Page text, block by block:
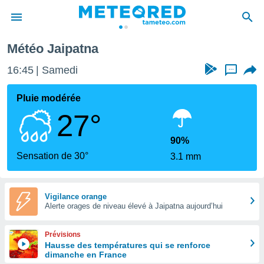
de
par
Météo Jaipatna
16:45 Samedi ...
Pluie modérée
27°
Sensation de 30°
90%
3.1 mm
Vigilance orange
Alerte orages de niveau élevé à Jaipatna aujourd’hui
Prévisions
Hausse des températures qui se renforce
dimanche en France